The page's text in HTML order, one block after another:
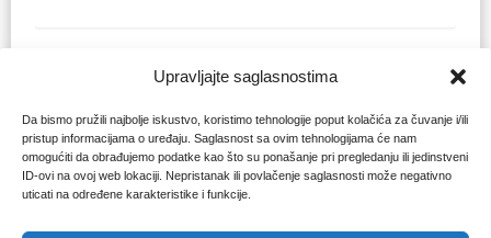
Upravljajte saglasnostima
Da bismo pružili najbolje iskustvo, koristimo tehnologije poput kolačića za čuvanje i/ili
pristup informacijama o uređaju. Saglasnost sa ovim tehnologijama će nam
omogućiti da obrađujemo podatke kao što su ponašanje pri pregledanju ili jedinstveni
ID-ovi na ovoj web lokaciji. Nepristanak ili povlačenje saglasnosti može negativno
uticati na određene karakteristike i funkcije.